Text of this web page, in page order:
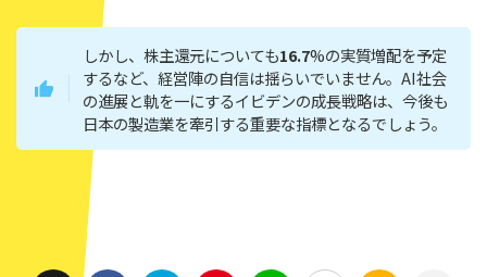
しかし、株主還元についても16.7%の実質増配を予定
するなど、経営陣の自信は揺らいでいません。AI社会
の進展と軌を一にするイビデンの成長戦略は、今後も
日本の製造業を牽引する重要な指標となるでしょう。